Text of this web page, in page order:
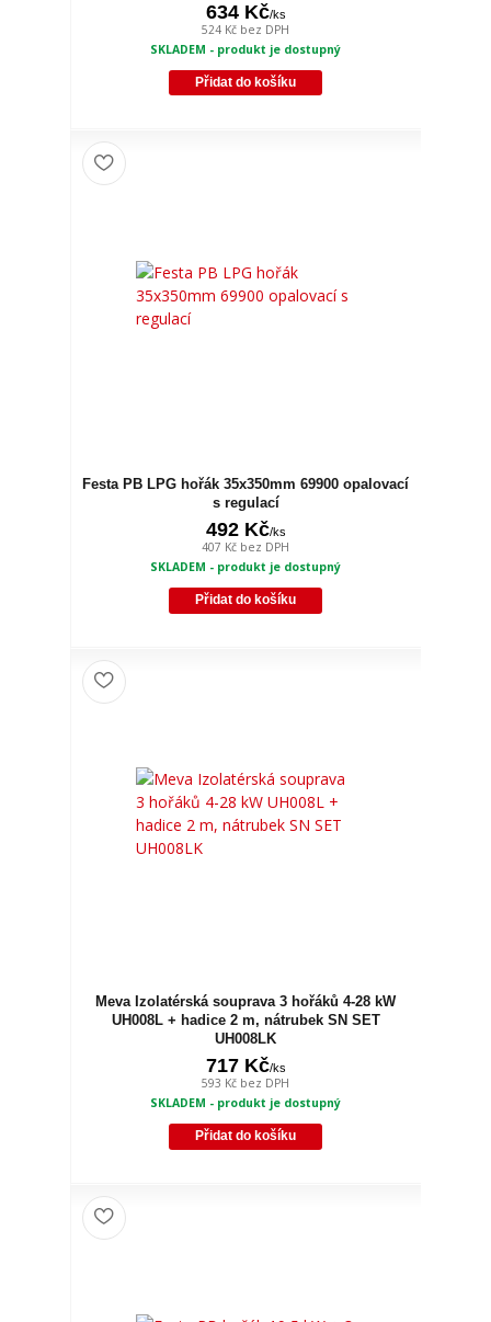
634 Kč/ks
524 Kč bez DPH
SKLADEM - produkt je dostupný
Přidat do košíku
Festa PB LPG hořák 35x350mm 69900 opalovací
s regulací
492 Kč/ks
407 Kč bez DPH
SKLADEM - produkt je dostupný
Přidat do košíku
Meva Izolatérská souprava 3 hořáků 4-28 kW
UH008L + hadice 2 m, nátrubek SN SET
UH008LK
717 Kč/ks
593 Kč bez DPH
SKLADEM - produkt je dostupný
Přidat do košíku